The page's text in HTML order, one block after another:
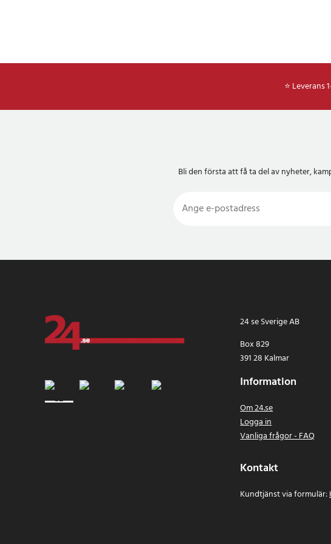
⭐ Leverans
Bli den första att få ta del av nyheter,
24 se Sverige AB
Box 829
391 28 Kalmar
Information
Om 24.se
Logga in
Vanliga frågor - FAQ
Kontakt
Kundtjänst via formulär: